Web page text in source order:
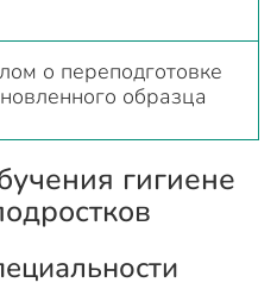
о переподготовке
образца
гигиене